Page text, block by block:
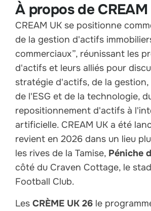
À propos de
CREAM UK se positionne
de la gestion d'actifs
commerciaux”, réunissant les
d'actifs et leurs alliés pour
stratégie d'actifs, de la gestion,
de l'ESG et de la technologie,
repositionnement d'actifs à
artificielle. CREAM UK a été
revient en 2026 dans un lieu
les rives de la Tamise, Péniche
côté du Craven Cottage, le
Football Club.
Les CRÈME UK 26 le